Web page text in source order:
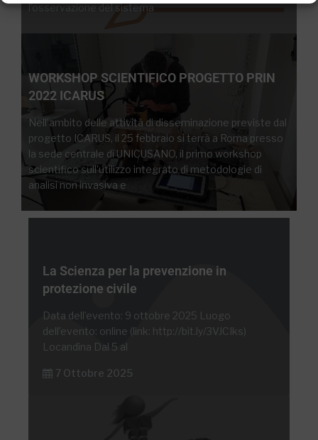
l’osservazione del sistema
WORKSHOP SCIENTIFICO PROGETTO PRIN
2022 ICARUS
Nell’ambito delle attività di disseminazione previste dal
progetto ICARUS, il 25 febbraio si terrà a Roma presso
la sede centrale di UNICUSANO, il primo workshop
scientifico sull’utilizzo integrato di metodologie di
analisi non invasiva e
La Scienza per la prevenzione in
protezione civile
Data dell’evento: 9 ottobre 2025 Luogo
dell’evento: online (link: http://bit.ly/3VJCIks)
Locandina Dal 5 al
7 Ottobre 2025